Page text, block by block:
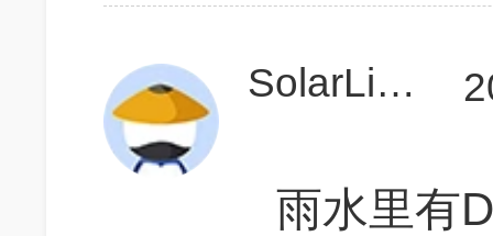
SolarLianeT
雨水里有